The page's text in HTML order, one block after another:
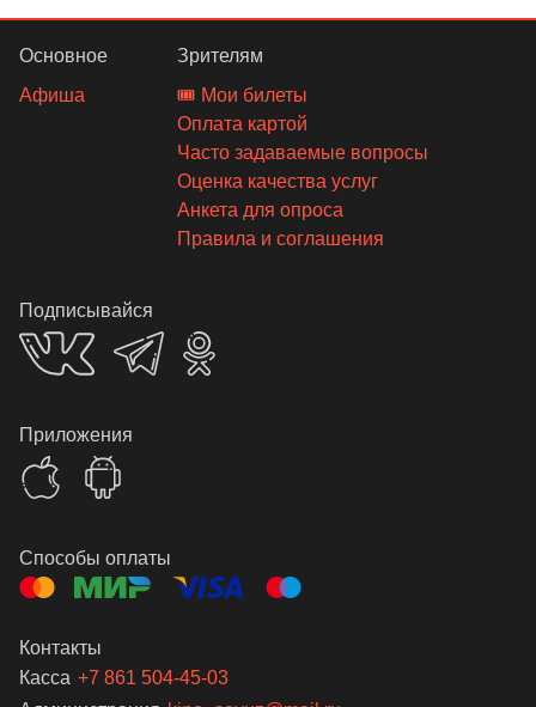
Основное
Афиша
Зрителям
🎟️ Мои билеты
Оплата картой
Часто задаваемые вопросы
Оценка качества услуг
Анкета для опроса
Правила и соглашения
Подписывайся
Приложения
Способы оплаты
Контакты
Касса +7 861 504-45-03